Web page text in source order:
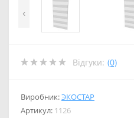
‹
Відгуки: (0)
Виробник:ЭКОСТАР
Артикул: 1126